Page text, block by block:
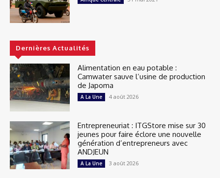
Dernières Actualités
Alimentation en eau potable :
Camwater sauve l’usine de production
de Japoma
A La Une 4 août 2026
Entrepreneuriat : ITGStore mise sur 30
jeunes pour faire éclore une nouvelle
génération d’entrepreneurs avec
ANDJEUN
A La Une 3 août 2026